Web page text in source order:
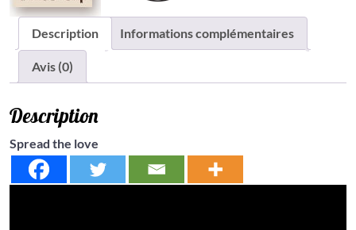
Description Informations complémentaires
Avis (0)
Description
Spread the love